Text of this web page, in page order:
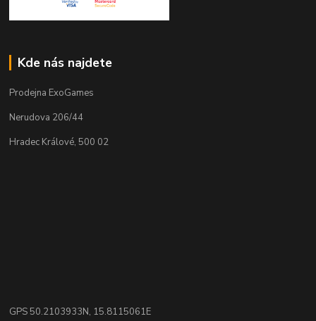
Kde nás najdete
Prodejna ExoGames
Nerudova 206/44
Hradec Králové, 500 02
GPS 50.2103933N, 15.8115061E